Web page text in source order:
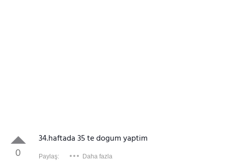
0
34.haftada 35 te dogum yaptim
Paylaş: Daha fazla